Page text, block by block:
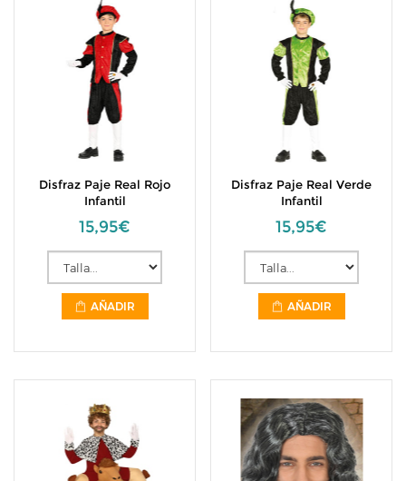
Disfraz Paje Real Rojo
Infantil
15,95€
AÑADIR
Disfraz Paje Real Verde
Infantil
15,95€
AÑADIR